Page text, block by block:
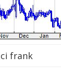
frank